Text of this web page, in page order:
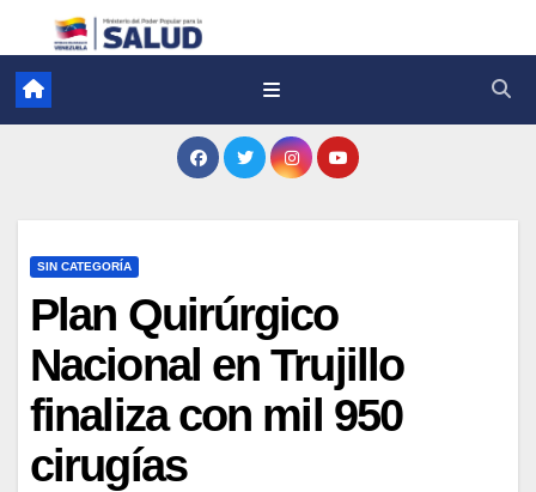
SIN CATEGORÍA
Plan Quirúrgico
Nacional en Trujillo
finaliza con mil 950
cirugías